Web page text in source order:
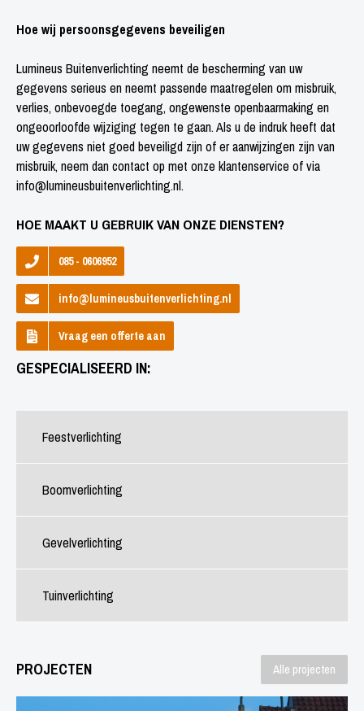
Hoe wij persoonsgegevens beveiligen
Lumineus Buitenverlichting neemt de bescherming van uw
gegevens serieus en neemt passende maatregelen om misbruik,
verlies, onbevoegde toegang, ongewenste openbaarmaking en
ongeoorloofde wijziging tegen te gaan. Als u de indruk heeft dat
uw gegevens niet goed beveiligd zijn of er aanwijzingen zijn van
misbruik, neem dan contact op met onze klantenservice of via
info@lumineusbuitenverlichting.nl.
HOE MAAKT U GEBRUIK VAN ONZE DIENSTEN?
085 - 0606952
info@lumineusbuitenverlichting.nl
Vraag een offerte aan
GESPECIALISEERD IN:
Feestverlichting
Boomverlichting
Gevelverlichting
Tuinverlichting
PROJECTEN Alle projecten